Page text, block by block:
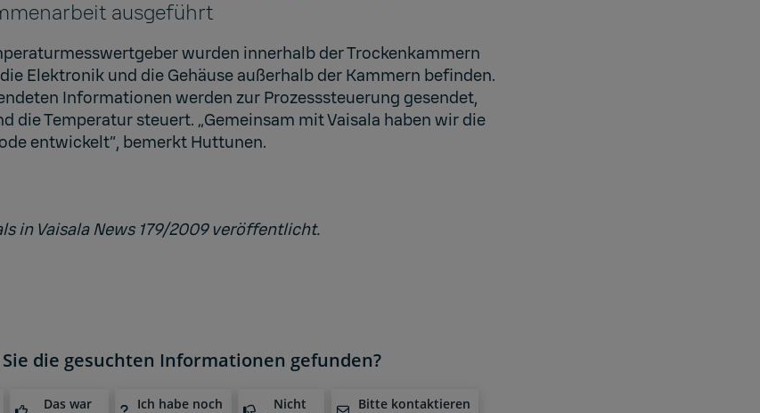
ausgeführt
wurden innerhalb der Trockenkammern
Elektronik und die Gehäuse außerhalb der Kammern befinden.
Informationen werden zur Prozesssteuerung gesendet,
die Temperatur steuert. „Gemeinsam mit Vaisala haben wir die
entwickelt“, bemerkt Huttunen.
in Vaisala News 179/2009 veröffentlicht.
Sie die gesuchten Informationen gefunden?
Das war
Ich habe noch
Nicht
Bitte kontaktieren